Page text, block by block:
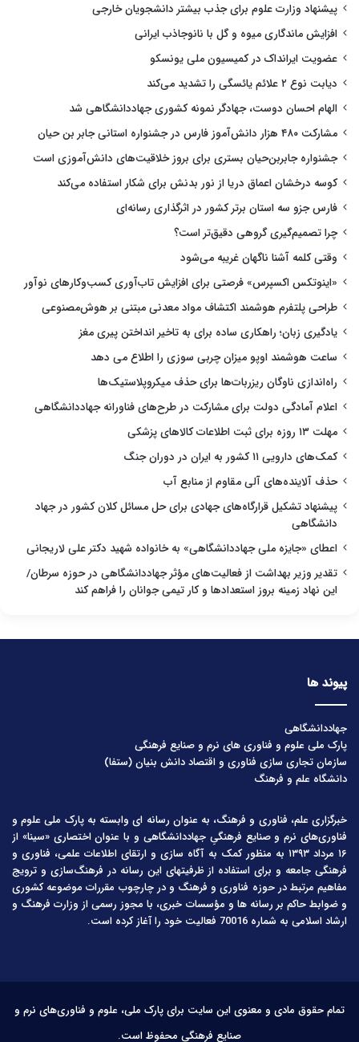
پیشنهاد وزارت علوم برای جذب بیشتر دانشجویان خارجی
افزایش ماندگاری میوه و گل با نانوجاذب ایرانی
عضویت ایرانداک در کمیسیون ملی یونسکو
دیابت نوع ۲ علائم یائسگی را تشدید می‌کند
الهام احسان دوست، جهادگر نمونه کشوری جهاددانشگاهی شد
مشارکت ۴۸۰ هزار دانش‌آموز فارس در جشنواره استانی جابر بن حیان
جشنواره جابربن‌حیان بستری برای بروز خلاقیت‌های دانش‌آموزی است
کوسه درخشان اعماق دریا از نور بدنش برای شکار استفاده می‌کند
فارس جزو سه استان برتر کشور در اثرگذاری رسانه‌ای
چرا تصمیم‌گیری گروهی دقیق‌تر است؟
وقتی کلمه آشنا ناگهان غریبه می‌شود
«اینوتکس اکسپرس» فرصتی برای افزایش تاب‌آوری کسب‌وکارهای نوآور
طراحی پلتفرم هوشمند اکتشاف مواد معدنی مبتنی بر هوش‌مصنوعی
یادگیری زبان؛ راهکاری ساده برای به تاخیر انداختن پیری مغز
ساعت هوشمند اوپو میزان چربی سوزی را اطلاع می دهد
راه‌اندازی ناوگان ریزربات‌ها برای حذف میکروپلاستیک‌ها
اعلام آمادگی دولت برای مشارکت در طرح‌های فناورانه جهاددانشگاهی
مهلت ۱۳ روزه برای ثبت اطلاعات کالاهای پزشکی
کمک‌های دارویی ۱۱ کشور به ایران در دوران جنگ
حذف آلاینده‌های آلی مقاوم از منابع آب
پیشنهاد تشکیل قرارگاه‌های جهادی برای حل مسائل کلان کشور در جهاد
دانشگاهی
اعطای «جایزه ملی جهاددانشگاهی» به خانواده شهید دکتر علی لاریجانی
تقدیر وزیر بهداشت از فعالیت‌های مؤثر جهاددانشگاهی در حوزه سرطان/
این نهاد زمینه بروز استعدادها و کار تیمی جوانان را فراهم کند
پیوند ها
جهاددانشگاهی
پارک ملی علوم و فناوری های نرم و صنایع فرهنگی
سازمان تجاری سازی فناوری و اقتصاد دانش بنیان (ستفا)
دانشگاه علم و فرهنگ
خبرگزاری علم، فناوری و فرهنگ، به عنوان رسانه ای وابسته به پارک ملی علوم و
فناوری‌های نرم و صنایع فرهنگیِ جهاددانشگاهی و با عنوان اختصاری «سینا» از
۱۶ مرداد ۱۳۹۳ به منظور کمک به آگاه سازی و ارتقای اطلاعات علمی، فناوری و
فرهنگی جامعه و برای استفاده از ظرفیتهای این رسانه در فرهنگ‌سازی و ترویج
مفاهیم مرتبط در حوزه فناوری و فرهنگ و در چارچوب مقررات موضوعه کشوری
و ضوابط حاکم بر رسانه ها و مؤسسات خبری، با مجوز رسمی از وزارت فرهنگ و
ارشاد اسلامی به شماره 70016 فعالیت خود را آغاز کرده است.
تمام حقوق مادی و معنوی این سایت برای پارک ملی، علوم و فناوری‌های نرم و
صنایع فرهنگی محفوظ است.